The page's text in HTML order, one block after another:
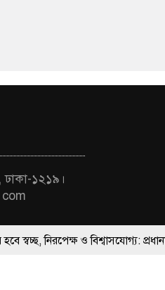
১২১৯।
ও বিশ্বাসযোগ্য: প্রধানমন্ত্রী